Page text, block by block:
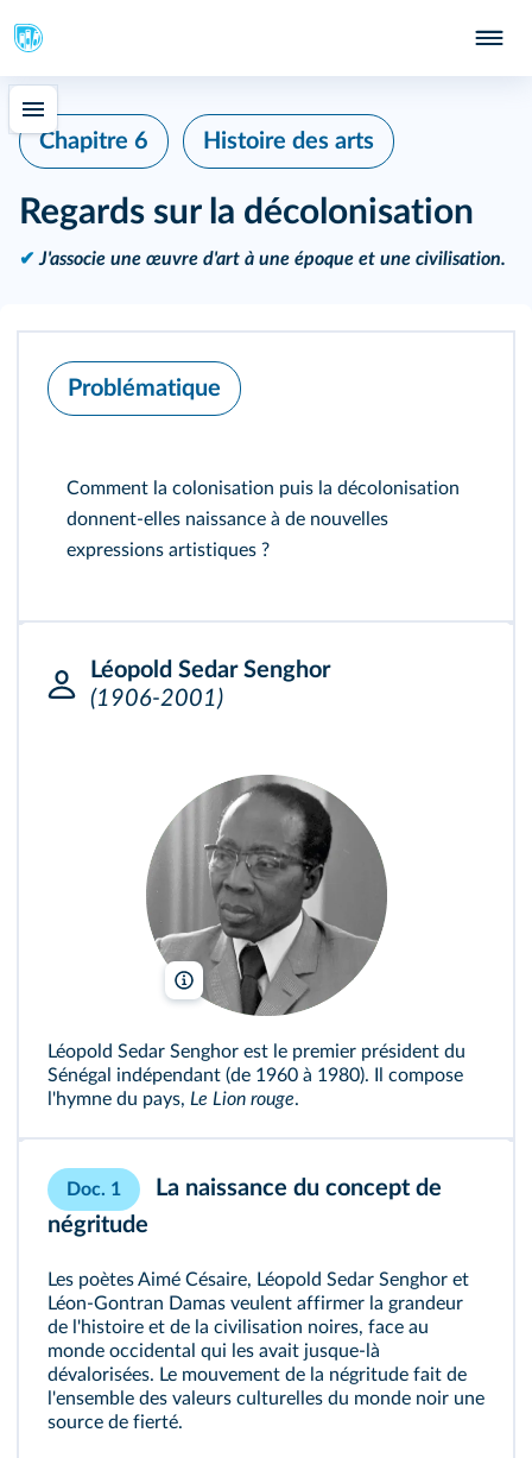
Chapitre 6 Histoire des arts
Regards sur la décolonisation
✔ J'associe une œuvre d'art à une époque et une civilisation.
Problématique
Comment la colonisation puis la décolonisation
donnent-elles naissance à de nouvelles
expressions artistiques ?
Léopold Sedar Senghor
(1906-2001)
R. Pic/Wikimedia
Léopold Sedar Senghor est le premier président du
Sénégal indépendant (de 1960 à 1980). Il compose
l'hymne du pays, Le Lion rouge.
Doc. 1
La naissance du concept de
négritude
Les poètes Aimé Césaire, Léopold Sedar Senghor et
Léon-Gontran Damas veulent affirmer la grandeur
de l'histoire et de la civilisation noires, face au
monde occidental qui les avait jusque-là
dévalorisées. Le mouvement de la négritude fait de
l'ensemble des valeurs culturelles du monde noir une
source de fierté.